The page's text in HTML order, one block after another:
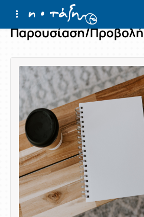
Παρουσίαση/Προβολή